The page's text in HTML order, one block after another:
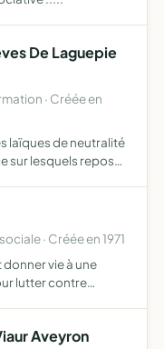
De Laguepie
· Créée en
laïques de neutralité
sur lesquels repose
· Créée en 1971
vie à une
lutter contre
Aveyron